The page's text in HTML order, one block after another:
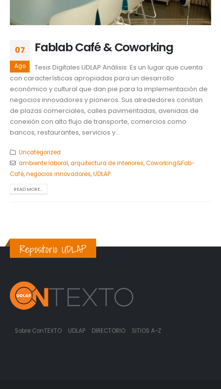
07
Ago
Fablab Café & Coworking
Tesis Digitales UDLAP Análisis: Es un lugar que cuenta
con características apropiadas para un desarrollo
económico y cultural que dan pie para la implementación de
negocios innovadores y pioneros. Sus alrededores constan
de plazas comerciales, calles pavimentadas, avenidas de
conexión con alto flujo de transporte, comercios como
bancos, restaurantes, servicios y...
Uncategorized
ambiente laboral,arquitectura de interiores,Coworking&Fab-
Café,negocios innovadores,UDLAP
READ MORE...
Repositorio UDLAP
Sobre ConTEXTO UDLAP DIRECTORIO SITIOS A-Z